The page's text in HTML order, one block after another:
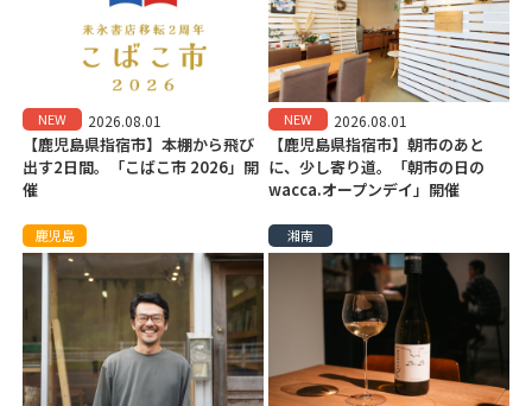
NEW 2026.08.01
【鹿児島県指宿市】本棚から飛び
出す2日間。「こばこ市 2026」開
催
NEW 2026.08.01
【鹿児島県指宿市】朝市のあと
に、少し寄り道。「朝市の日の
wacca.オープンデイ」開催
鹿児島 湘南